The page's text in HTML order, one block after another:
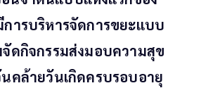
ารบริหารจัดการขยะแบบ
ดกิจกรรมส่งมอบความสุข
นคล้ายวันเกิดครบรอบอายุ